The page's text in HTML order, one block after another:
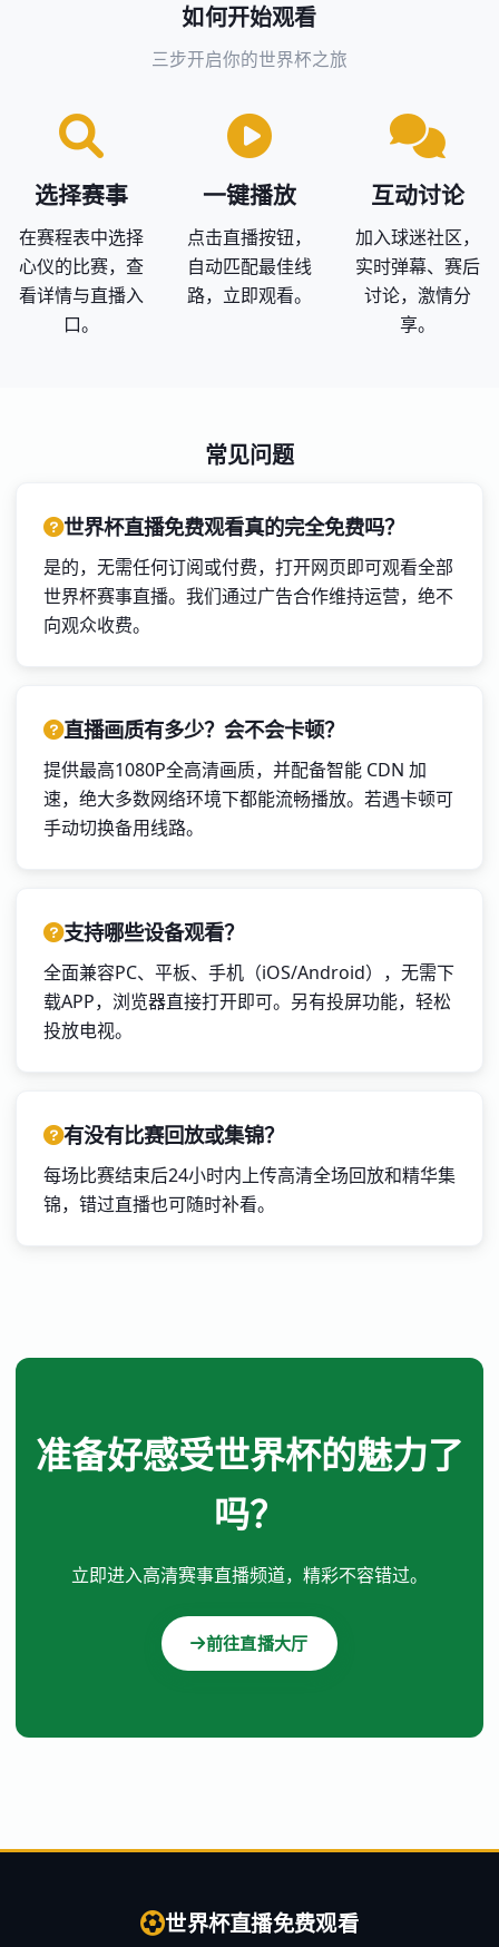
如何开始观看
三步开启你的世界杯之旅
选择赛事
在赛程表中选择
心仪的比赛，查
看详情与直播入
口。
一键播放
点击直播按钮，
自动匹配最佳线
路，立即观看。
互动讨论
加入球迷社区，
实时弹幕、赛后
讨论，激情分
享。
常见问题
世界杯直播免费观看真的完全免费吗？
是的，无需任何订阅或付费，打开网页即可观看全部
世界杯赛事直播。我们通过广告合作维持运营，绝不
向观众收费。
直播画质有多少？会不会卡顿？
提供最高1080P全高清画质，并配备智能 CDN 加
速，绝大多数网络环境下都能流畅播放。若遇卡顿可
手动切换备用线路。
支持哪些设备观看？
全面兼容PC、平板、手机（iOS/Android），无需下
载APP，浏览器直接打开即可。另有投屏功能，轻松
投放电视。
有没有比赛回放或集锦？
每场比赛结束后24小时内上传高清全场回放和精华集
锦，错过直播也可随时补看。
准备好感受世界杯的魅力了
吗？
立即进入高清赛事直播频道，精彩不容错过。
前往直播大厅
世界杯直播免费观看